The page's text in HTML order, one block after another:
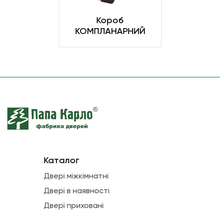
Короб
КОМПЛАНАРНИЙ
Каталог
Двері міжкімнатні
Двері в наявності
Двері приховані